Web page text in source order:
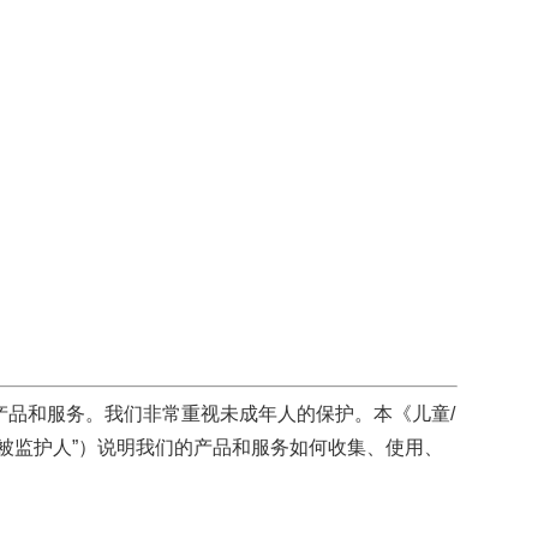
品和服务。我们非常重视未成年人的保护。本《儿童/
护人”）说明我们的产品和服务如何收集、使用、